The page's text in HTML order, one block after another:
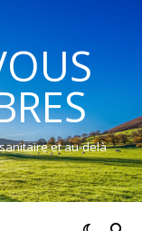
et au-delà